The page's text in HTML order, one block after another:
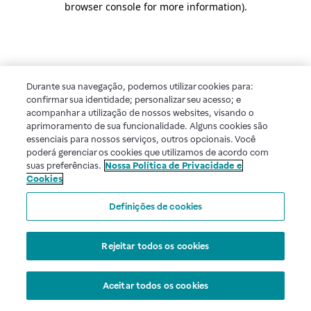
browser console for more information).
Durante sua navegação, podemos utilizar cookies para:
confirmar sua identidade; personalizar seu acesso; e
acompanhar a utilização de nossos websites, visando o
aprimoramento de sua funcionalidade. Alguns cookies são
essenciais para nossos serviços, outros opcionais. Você
poderá gerenciar os cookies que utilizamos de acordo com
suas preferências. Nossa Política de Privacidade e
Cookies
Definições de cookies
Rejeitar todos os cookies
Aceitar todos os cookies